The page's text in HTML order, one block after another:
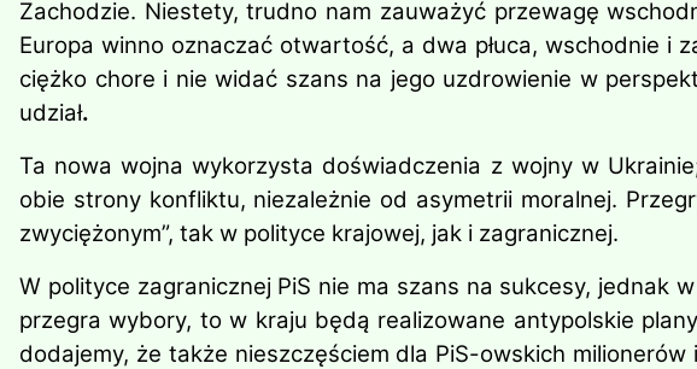
Zachodzie. Niestety, trudno nam zauważyć przewagę
Europa winno oznaczać otwartość, a dwa płuca, wschodnie i
ciężko chore i nie widać szans na jego uzdrowienie w
udział.
Ta nowa wojna wykorzysta doświadczenia z wojny w
obie strony konfliktu, niezależnie od asymetrii moralnej.
zwyciężonym”, tak w polityce krajowej, jak i zagranicznej.
W polityce zagranicznej PiS nie ma szans na sukcesy, jednak
przegra wybory, to w kraju będą realizowane antypolskie
dodajemy, że także nieszczęściem dla PiS-owskich